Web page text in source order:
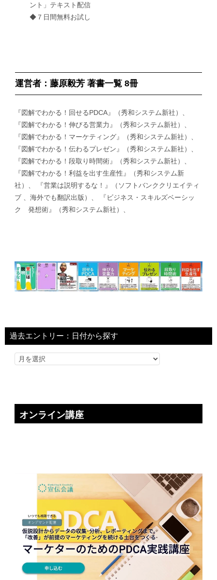
ント」テキスト配信
◆７日間無料お試し
運営者：藤原毅芳 著書一覧 8冊
『図解でわかる！回せるPDCA』（秀和システム新社）、
『図解でわかる！伸びる営業力』（秀和システム新社）、
『図解でわかる！マーケティング』（秀和システム新社）、
『図解でわかる！伝わるプレゼン』（秀和システム新社）、
『図解でわかる！段取り時間術』（秀和システム新社）、
『図解でわかる！利益を出す生産性』（秀和システム新
社）、 『営業は説明するな！』（ソフトバンククリエイティ
ブ 、海外でも翻訳出版）、 『ビジネス・スキルズベーシッ
ク 発想術』（秀和システム新社）、
過去エントリー：日付から探す
オンライン講座